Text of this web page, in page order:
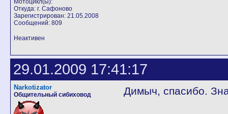
Мотоцикл(ы):
Откуда: г. Сафоново
Зарегистрирован: 21.05.2008
Сообщений: 809
Неактивен
29.01.2009 17:41:17
Narkotizator
Общительный сибиховод Димыч, спасибо.